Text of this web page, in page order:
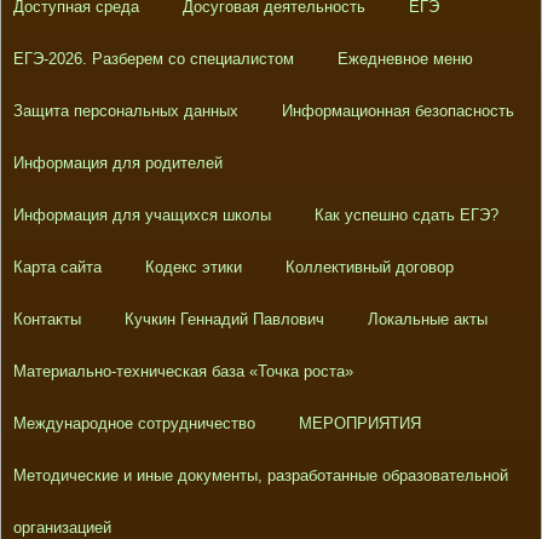
Доступная среда Досуговая деятельность ЕГЭ
ЕГЭ-2026. Разберем со специалистом Ежедневное меню
Защита персональных данных Информационная безопасность
Информация для родителей
Информация для учащихся школы Как успешно сдать ЕГЭ?
Карта сайта Кодекс этики Коллективный договор
Контакты Кучкин Геннадий Павлович Локальные акты
Материально-техническая база «Точка роста»
Международное сотрудничество МЕРОПРИЯТИЯ
Методические и иные документы, разработанные образовательной
организацией